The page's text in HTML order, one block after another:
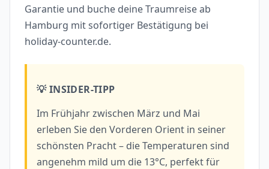
Garantie und buche deine Traumreise ab
Hamburg mit sofortiger Bestätigung bei
holiday-counter.de.
💡 INSIDER-TIPP
Im Frühjahr zwischen März und Mai
erleben Sie den Vorderen Orient in seiner
schönsten Pracht – die Temperaturen sind
angenehm mild um die 13°C, perfekt für